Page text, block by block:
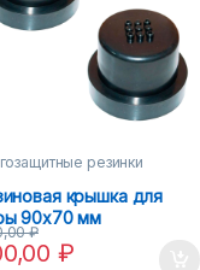
резинки
крышка для
90х70 мм
₽
₽